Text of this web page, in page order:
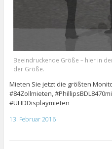
Beeindruckende Größe – hier in
der Größe.
Mieten Sie jetzt die größten
#84Zollmieten,
#UHDDisplaymieten
13. Februar 2016